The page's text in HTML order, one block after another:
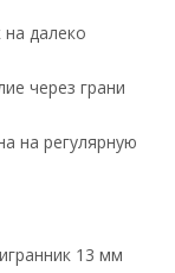
далеко
через грани
на регулярную
13 мм